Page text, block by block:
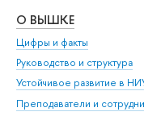
О ВЫШКЕ
Цифры и факты
Руководство и структура
Устойчивое развитие в
Преподаватели и